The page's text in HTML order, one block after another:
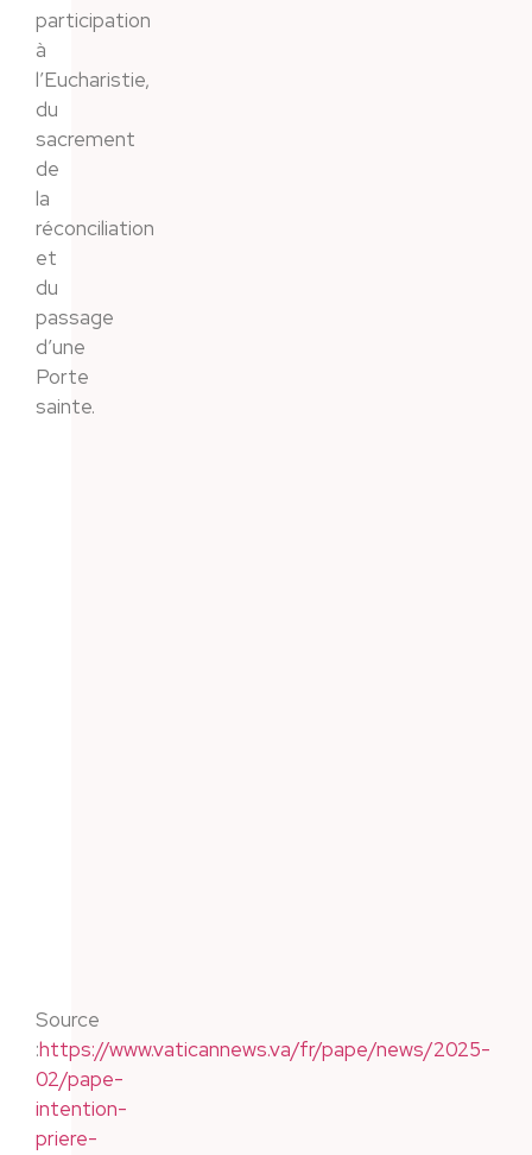
participation
à
l’Eucharistie,
du
sacrement
de
la
réconciliation
et
du
passage
d’une
Porte
sainte.
Source
:https://www.vaticannews.va/fr/pape/news/2025-
02/pape-
intention-
priere-